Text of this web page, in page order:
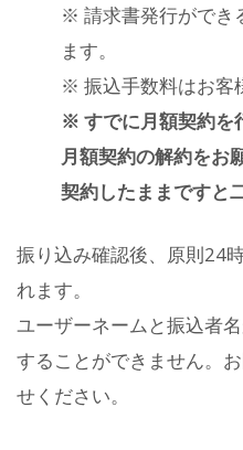
※ 請求書発行ができ
ます。
※ 振込手数料はお客
※ すでに月額契約を
月額契約の解約をお
契約したままですと
振り込み確認後、原則24
れます。
ユーザーネームと振込者
することができません。
せください。